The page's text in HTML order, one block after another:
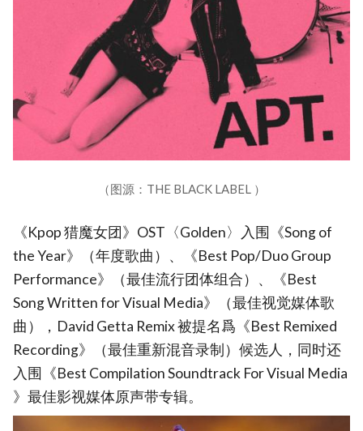
（图源：THE BLACK LABEL ）
《Kpop 猎魔女团》OST〈Golden〉入围《Song of
the Year》（年度歌曲）、《Best Pop/Duo Group
Performance》（最佳流行团体组合）、《Best
Song Written for Visual Media》（最佳视觉媒体歌
曲），David Getta Remix 被提名爲《Best Remixed
Recording》（最佳重新混音录制）候选人，同时还
入围《Best Compilation Soundtrack For Visual Media
》最佳影视媒体原声带专辑。